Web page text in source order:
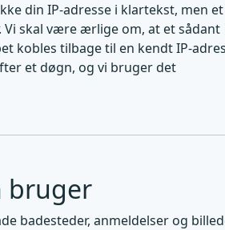
din IP-adresse i klartekst, men et
skal være ærlige om, at et sådant
kobles tilbage til en kendt IP-
et døgn, og vi bruger det
bruger
badesteder, anmeldelser og